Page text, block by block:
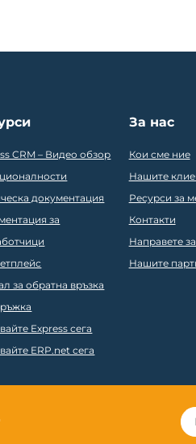
CRM – Видео обзор
документация
за
за обратна връзка
Express сега
ERP.net сега
За нас
Кои сме ние
Нашите
Ресурси за
Контакти
Направете
Нашите